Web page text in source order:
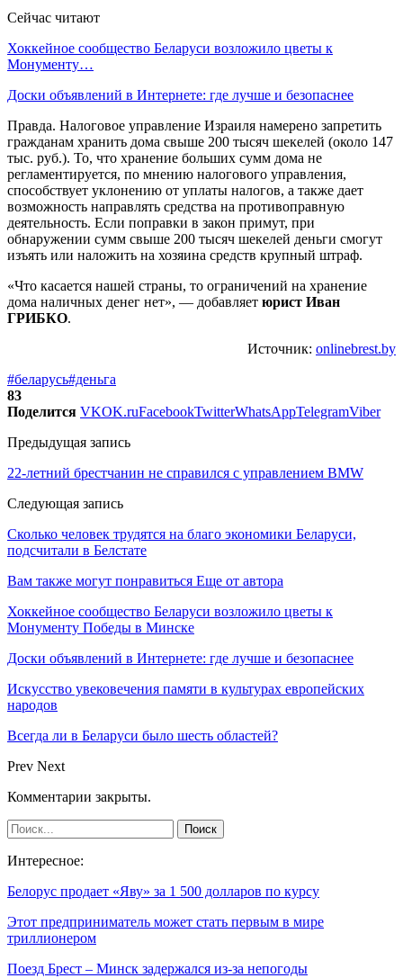
Сейчас читают
Хоккейное сообщество Беларуси возложило цветы к
Монументу…
Доски объявлений в Интернете: где лучше и безопаснее
Правда. Налоговое управление Израиля намерено запретить
гражданам хранить дома свыше 200 тысяч шекелей (около 147
тыс. руб.). То, что хранение больших сумм дома не
регламентируется, по мнению налогового управления,
способствует уклонению от уплаты налогов, а также дает
возможность направлять средства на противоправную
деятельность. Если поправки в закон примут, при
обнаружении сумм свыше 200 тысяч шекелей деньги смогут
изъять или наложить на хозяина средств крупный штраф.
«Что касается нашей страны, то ограничений на хранение
дома наличных денег нет», — добавляет юрист Иван
ГРИБКО.
Источник: onlinebrest.by
#беларусь#деньга
83
Поделится VKOK.ruFacebookTwitterWhatsAppTelegramViber
Предыдущая запись
22-летний брестчанин не справился с управлением BMW
Следующая запись
Сколько человек трудятся на благо экономики Беларуси,
подсчитали в Белстате
Вам также могут понравиться Еще от автора
Хоккейное сообщество Беларуси возложило цветы к
Монументу Победы в Минске
Доски объявлений в Интернете: где лучше и безопаснее
Искусство увековечения памяти в культурах европейских
народов
Всегда ли в Беларуси было шесть областей?
Prev Next
Комментарии закрыты.
Интересное:
Белорус продает «Яву» за 1 500 долларов по курсу
Этот предприниматель может стать первым в мире
триллионером
Поезд Брест – Минск задержался из-за непогоды